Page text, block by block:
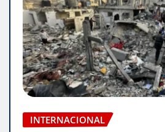
INTERNACIONAL